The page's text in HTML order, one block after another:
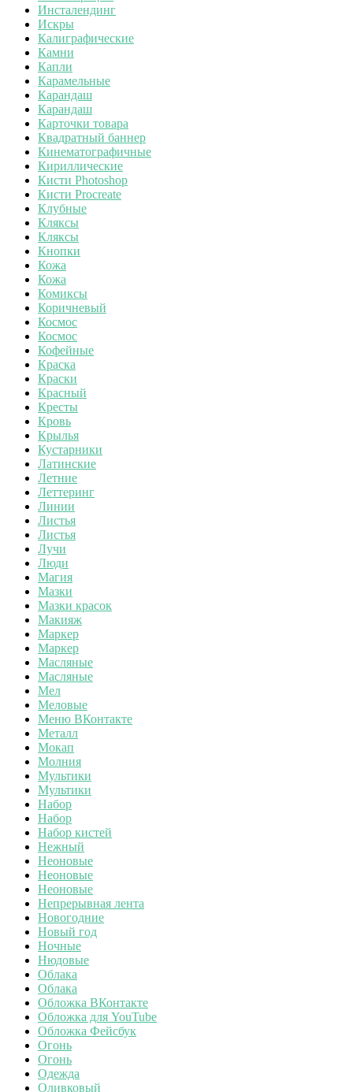
Инсталендинг
Искры
Калиграфические
Камни
Капли
Карамельные
Карандаш
Карандаш
Карточки товара
Квадратный баннер
Кинематографичные
Кириллические
Кисти Photoshop
Кисти Procreate
Клубные
Кляксы
Кляксы
Кнопки
Кожа
Кожа
Комиксы
Коричневый
Космос
Космос
Кофейные
Краска
Краски
Красный
Кресты
Кровь
Крылья
Кустарники
Латинские
Летние
Леттеринг
Линии
Листья
Листья
Лучи
Люди
Магия
Мазки
Мазки красок
Макияж
Маркер
Маркер
Масляные
Масляные
Мел
Меловые
Меню ВКонтакте
Металл
Мокап
Молния
Мультики
Мультики
Набор
Набор
Набор кистей
Нежный
Неоновые
Неоновые
Неоновые
Непрерывная лента
Новогодние
Новый год
Ночные
Нюдовые
Облака
Облака
Обложка ВКонтакте
Обложка для YouTube
Обложка Фейсбук
Огонь
Огонь
Одежда
Оливковый